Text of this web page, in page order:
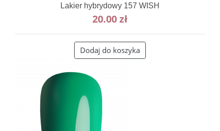
Lakier hybrydowy 157 WISH
20.00zł
Dodaj do koszyka